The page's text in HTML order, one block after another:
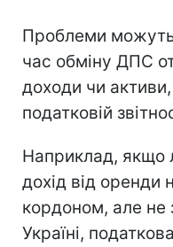
Проблеми
час обміну ДПС
доходи чи
податковій
Наприклад, якщо
дохід від оренди
кордоном, але не
Україні,